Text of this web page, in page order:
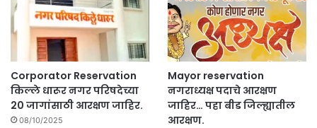
Corporator Reservation
किल्ले धारूर नगर परिषदेच्या
20 जागांसाठी आरक्षण जाहिर.
08/10/2025
Mayor reservation
नगराध्यक्ष पदाचे आरक्षण
जाहिर… पहा बीड जिल्ह्यातील
आरक्षण.